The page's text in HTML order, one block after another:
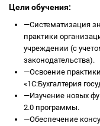
Цели обучения:
—Систематизация
практики
учреждении (с
законодательства).
—Освоение
«1С:Бухгалтерия
—Изучение новых
2.0 программы.
—Обеспечение